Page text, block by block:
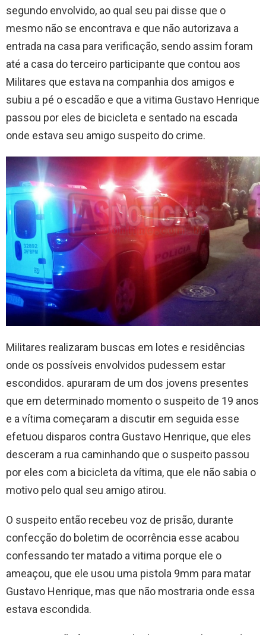
segundo envolvido, ao qual seu pai disse que o
mesmo não se encontrava e que não autorizava a
entrada na casa para verificação, sendo assim foram
até a casa do terceiro participante que contou aos
Militares que estava na companhia dos amigos e
subiu a pé o escadão e que a vitima Gustavo Henrique
passou por eles de bicicleta e sentado na escada
onde estava seu amigo suspeito do crime.
Militares realizaram buscas em lotes e residências
onde os possíveis envolvidos pudessem estar
escondidos. apuraram de um dos jovens presentes
que em determinado momento o suspeito de 19 anos
e a vítima começaram a discutir em seguida esse
efetuou disparos contra Gustavo Henrique, que eles
desceram a rua caminhando que o suspeito passou
por eles com a bicicleta da vítima, que ele não sabia o
motivo pelo qual seu amigo atirou.
O suspeito então recebeu voz de prisão, durante
confecção do boletim de ocorrência esse acabou
confessando ter matado a vitima porque ele o
ameaçou, que ele usou uma pistola 9mm para matar
Gustavo Henrique, mas que não mostraria onde essa
estava escondida.